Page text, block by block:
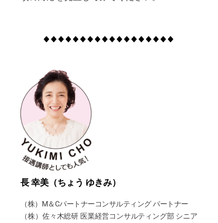
長 幸美（ちょう ゆきみ）
（株）M＆Cパートナーコンサルティング パートナー
（株）佐々木総研 医業経営コンサルティング部 シニア